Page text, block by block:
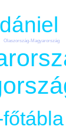
Olaszország-Magyarország